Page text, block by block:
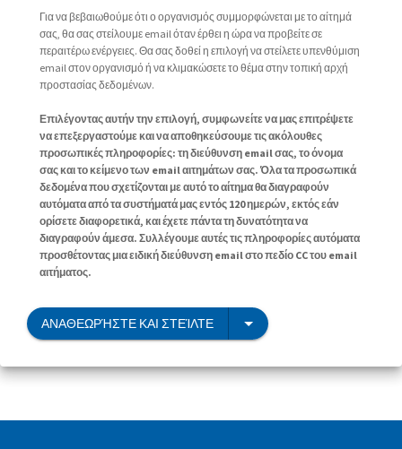
Για να βεβαιωθούμε ότι ο οργανισμός συμμορφώνεται με το αίτημά
σας, θα σας στείλουμε email όταν έρθει η ώρα να προβείτε σε
περαιτέρω ενέργειες. Θα σας δοθεί η επιλογή να στείλετε υπενθύμιση
email στον οργανισμό ή να κλιμακώσετε το θέμα στην τοπική αρχή
προστασίας δεδομένων.
Επιλέγοντας αυτήν την επιλογή, συμφωνείτε να μας επιτρέψετε
να επεξεργαστούμε και να αποθηκεύσουμε τις ακόλουθες
προσωπικές πληροφορίες: τη διεύθυνση email σας, το όνομα
σας και το κείμενο των email αιτημάτων σας. Όλα τα προσωπικά
δεδομένα που σχετίζονται με αυτό το αίτημα θα διαγραφούν
αυτόματα από τα συστήματά μας εντός 120 ημερών, εκτός εάν
ορίσετε διαφορετικά, και έχετε πάντα τη δυνατότητα να
διαγραφούν άμεσα. Συλλέγουμε αυτές τις πληροφορίες αυτόματα
προσθέτοντας μια ειδική διεύθυνση email στο πεδίο CC του email
αιτήματος.
ΑΝΑΘΕΩΡΉΣΤΕ ΚΑΙ ΣΤΕΊΛΤΕ